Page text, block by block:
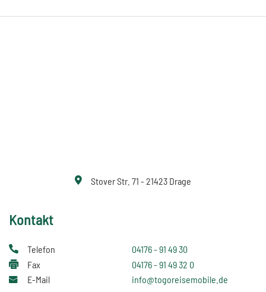
Stover Str. 71 - 21423 Drage
Kontakt
Telefon
04176 - 91 49 30
Fax
04176 - 91 49 32 0
E-Mail
info@togoreisemobile.de